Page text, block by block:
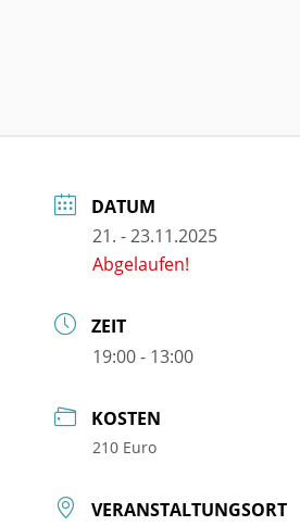
DATUM
21. - 23.11.2025
Abgelaufen!
ZEIT
19:00 - 13:00
KOSTEN
210 Euro
VERANSTALTUNGSORT